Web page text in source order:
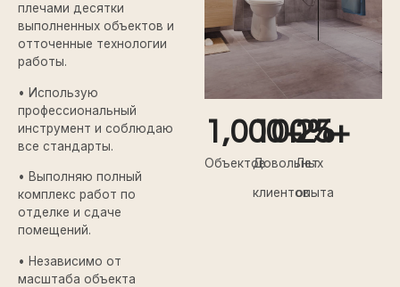
плечами десятки
выполненных объектов и
отточенные технологии
работы.
• Использую
профессиональный
инструмент и соблюдаю
все стандарты.
• Выполняю полный
комплекс работ по
отделке и сдаче
помещений.
• Независимо от
масштаба объекта
Объектов
1,000+
Довольных
клиентов
100%
Лет
опыта
25+